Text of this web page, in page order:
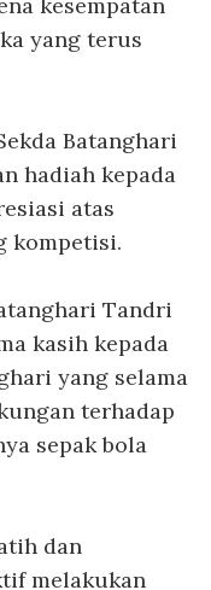
yang terus
Batanghari
hadiah kepada
atas
kompetisi.
Tandri
kasih kepada
yang selama
terhadap
sepak bola
dan
melakukan